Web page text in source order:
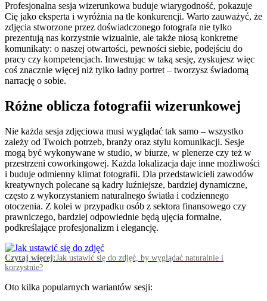
Profesjonalna sesja wizerunkowa buduje wiarygodność, pokazuje
Cię jako eksperta i wyróżnia na tle konkurencji. Warto zauważyć, że
zdjęcia stworzone przez doświadczonego fotografa nie tylko
prezentują nas korzystnie wizualnie, ale także niosą konkretne
komunikaty: o naszej otwartości, pewności siebie, podejściu do
pracy czy kompetencjach. Inwestując w taką sesję, zyskujesz więc
coś znacznie więcej niż tylko ładny portret – tworzysz świadomą
narrację o sobie.
Różne oblicza fotografii wizerunkowej
Nie każda sesja zdjęciowa musi wyglądać tak samo – wszystko
zależy od Twoich potrzeb, branży oraz stylu komunikacji. Sesje
mogą być wykonywane w studio, w biurze, w plenerze czy też w
przestrzeni coworkingowej. Każda lokalizacja daje inne możliwości
i buduje odmienny klimat fotografii. Dla przedstawicieli zawodów
kreatywnych polecane są kadry luźniejsze, bardziej dynamiczne,
często z wykorzystaniem naturalnego światła i codziennego
otoczenia. Z kolei w przypadku osób z sektora finansowego czy
prawniczego, bardziej odpowiednie będą ujęcia formalne,
podkreślające profesjonalizm i elegancję.
Czytaj więcej:Jak ustawić się do zdjęć, by wyglądać naturalnie i
korzystnie?
Oto kilka popularnych wariantów sesji: